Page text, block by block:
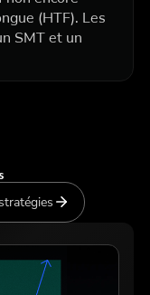
(HTF). Les
SMT et un